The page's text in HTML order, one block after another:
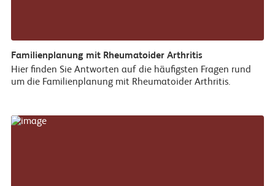
Familienplanung mit Rheumatoider Arthritis
Hier finden Sie Antworten auf die häufigsten Fragen rund
um die Familienplanung mit Rheumatoider Arthritis.